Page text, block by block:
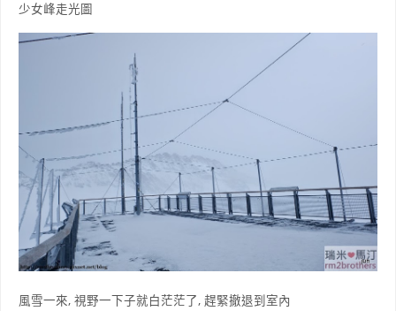
少女峰走光圖
風雪一來, 視野一下子就白茫茫了, 趕緊撤退到室內